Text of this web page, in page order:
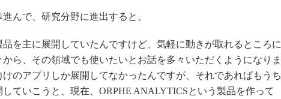
で、研究分野に進出すると。
を主に展開していたんですけど、気軽に動きが取れるところに
ら、その領域でも使いたいとお話を多々いただくようになりま
のアプリしか展開してなかったんですが、それであればもうち
ていこうと、現在、ORPHE ANALYTICSという製品を作って